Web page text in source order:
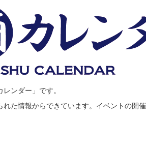
ンダー」です。
た情報からできています。イベントの開